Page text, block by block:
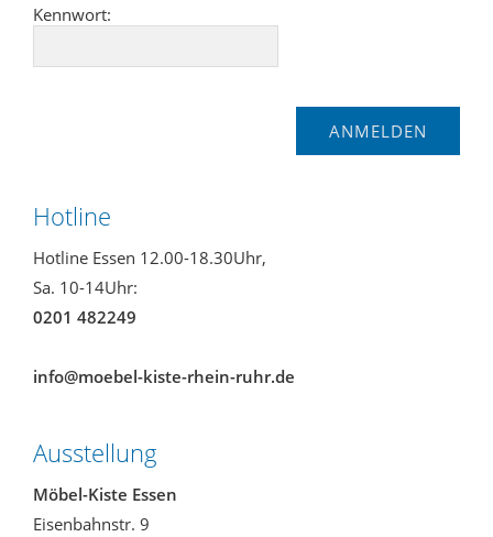
Kennwort:
Hotline
Hotline Essen 12.00-18.30Uhr,
Sa. 10-14Uhr:
0201 482249
info@moebel-kiste-rhein-ruhr.de
Ausstellung
Möbel-Kiste Essen
Eisenbahnstr. 9